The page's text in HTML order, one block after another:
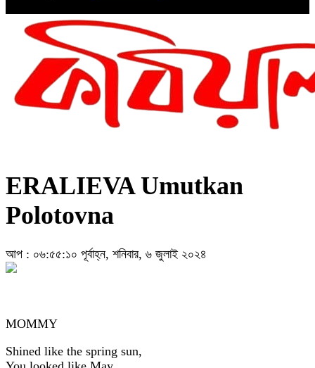
ERALIEVA Umutkan
Polotovna
আপ : ০৬:৫৫:১০ পূর্বাহ্ন, শনিবার, ৬ জুলাই ২০২৪
MOMMY
Shined like the spring sun,